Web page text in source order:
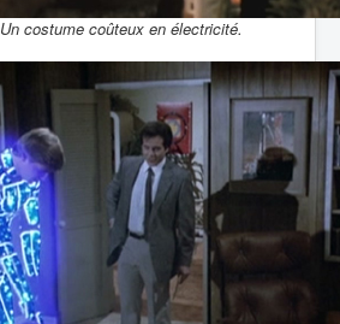
Un costume coûteux en électricité.